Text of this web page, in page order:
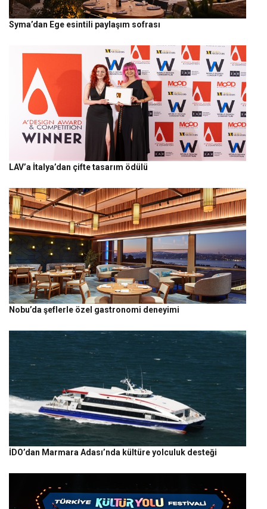
Syma’dan Ege esintili paylaşım sofrası
LAV’a İtalya’dan çifte tasarım ödülü
Nobu’da şeflerle özel gastronomi deneyimi
İDO’dan Marmara Adası’nda kültüre yolculuk desteği